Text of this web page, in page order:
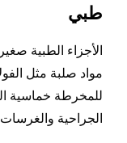
طبي
الأجزاء الطبية
مواد صلبة مثل
للمخرطة خماسية
الجراحية